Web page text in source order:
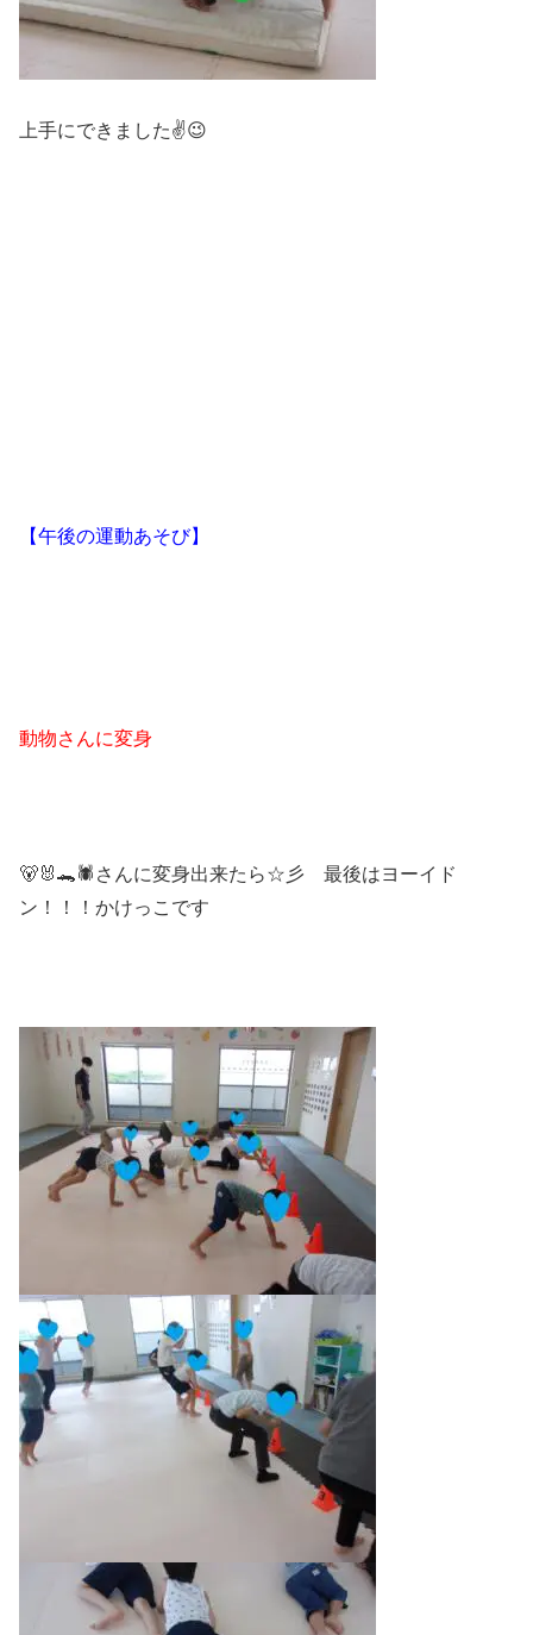
上手にできました✌😉
【午後の運動あそび】
動物さんに変身
🐻🐰🐊🕷さんに変身出来たら☆彡 最後はヨーイド
ン！！！かけっこです